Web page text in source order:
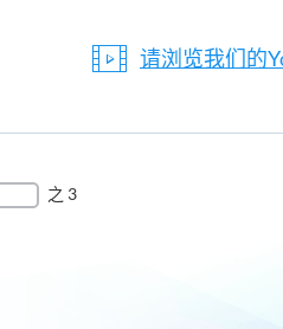
请浏览我们的
之 3